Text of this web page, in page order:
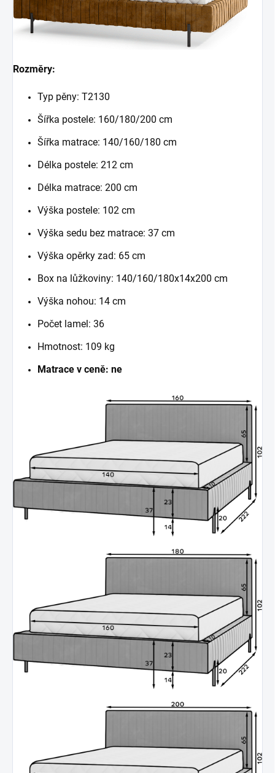
Rozměry:
Typ pěny: T2130
Šířka postele: 160/180/200 cm
Šířka matrace: 140/160/180 cm
Délka postele: 212 cm
Délka matrace: 200 cm
Výška postele: 102 cm
Výška sedu bez matrace: 37 cm
Výška opěrky zad: 65 cm
Box na lůžkoviny: 140/160/180x14x200 cm
Výška nohou: 14 cm
Počet lamel: 36
Hmotnost: 109 kg
Matrace v ceně: ne